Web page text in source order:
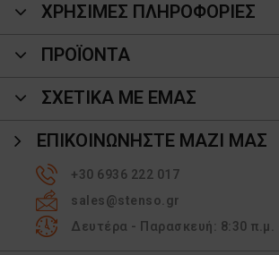
ΧΡΗΣΙΜΕΣ ΠΛΗΡΟΦΟΡΙΕΣ
ΠΡΟΪΌΝΤΑ
ΣΧΕΤΙΚΑ ΜΕ ΕΜΑΣ
ΕΠΙΚΟΙΝΩΝΉΣΤΕ ΜΑΖΊ ΜΑΣ
+30 6936 222 017
sales@stenso.gr
Δευτέρα - Παρασκευή: 8:30 π.μ.